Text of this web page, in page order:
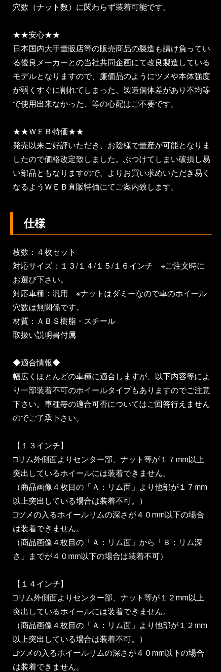
穴数（ナット数）に関わらず装着可能です。
★★安心★★
日本国内大手量販店等の販売商品の製造も請け負ってい
る優良メーカーとの当社共同企画にて改良製造している
モデルとなりますので、廉価品のようにツメや本体強度
が弱くすぐに割れてしまった、製造個体差があり不均等
で使用出来なかった、等の心配はご不要です。
★★ＷＥＢ特価★★
発売以来ご好評いただき、お陰様で量産が可能となりま
したので価格改定致しました。ぶつけてしまい破損し易
い部品ともなりますので、よりお買い求めいただき易く
なるようＷＥＢ直販特価にてご案内致します。
仕様
枚数：４枚セット
対応サイズ：１３/１４/１５/１６インチ ※ご注文時に
お選び下さい。
対応車種：汎用 ※ナットはダミーなので車のホイール
穴数は無関係です。
材質：ＡＢＳ樹脂・スチール
取扱い説明書付属
◆適合情報◆
幅広くほとんどの車種に適合しますが、以下内容等によ
り一部装着不可のホイールタイプもありますのでご注意
下さい。車種毎の適合可否についてはご回答行えません
のでご了承下さい。
【１３インチ】
□リム外側面よりセンター部、ナット等が１７mm以上
突出しているホイールには装着できません。
（商品画像４枚目の「Ａ：リム面」より他部が１７mm
以上突出している場合は装着不可。）
□ツメの入るホイールリムの深さが４０mm以下の場合
は装着できません。
（商品画像４枚目の「Ａ：リム面」から「Ｂ：リム深
さ」までが４０mm以下の場合は装着不可）
【１４インチ】
□リム外側面よりセンター部、ナット等が１２mm以上
突出しているホイールには装着できません。
（商品画像４枚目の「Ａ：リム面」より他部が１２mm
以上突出している場合は装着不可。）
□ツメの入るホイールリムの深さが４０mm以下の場合
は装着できません。